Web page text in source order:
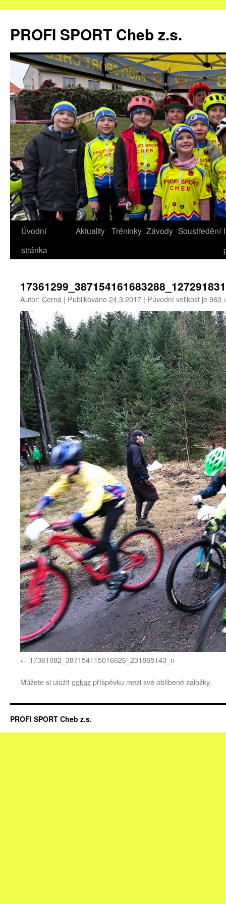
obsahu
webu
PROFI SPORT Cheb z.s.
Úvodní
stránka
Aktuality Tréninky Závody Soustředění
Autor: Černá | Publikováno24.3.2017 | Původní velikost je960
17361082_387154115016626_231865143_n
Můžete si uložitodkazpříspěvku mezi své oblíbené záložky.
PROFI SPORT Cheb z.s.